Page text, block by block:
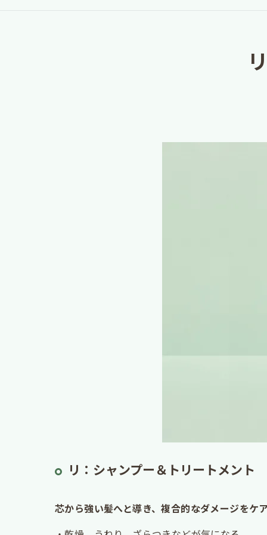
リ：シャンプー＆トリートメント
芯から強い髪へと導き、複合的なダメージをケ